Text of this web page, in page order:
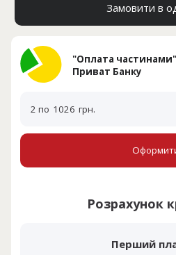
Замовити в
"Оплата частинами"
Приват Банку
2 по 1026 грн.
Розрахунок
Перший